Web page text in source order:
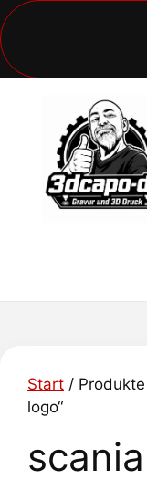
Zum
Inhalt
springen
Start /
logo“